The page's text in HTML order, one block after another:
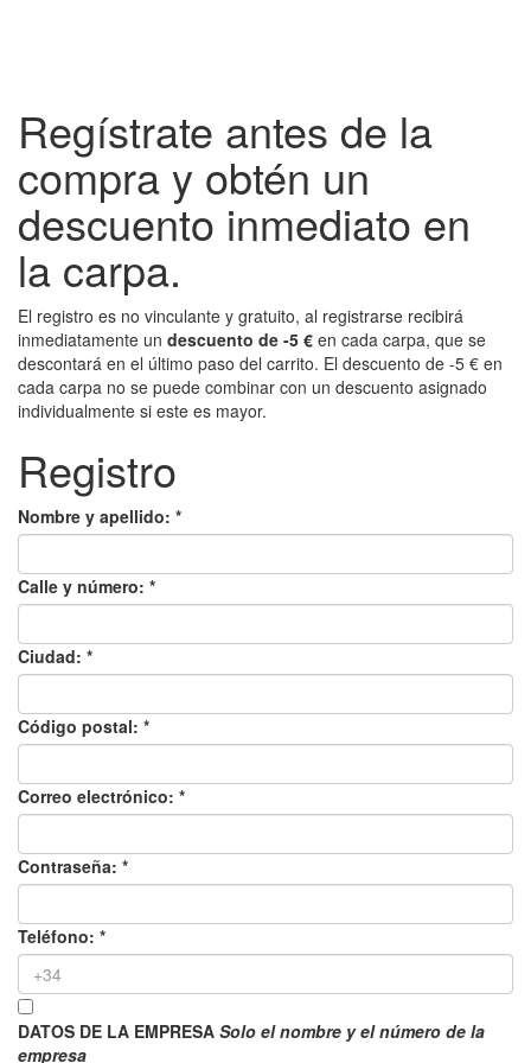
Regístrate antes de la
compra y obtén un
descuento inmediato en
la carpa.
El registro es no vinculante y gratuito, al registrarse recibirá
inmediatamente un descuento de -5 € en cada carpa, que se
descontará en el último paso del carrito. El descuento de -5 € en
cada carpa no se puede combinar con un descuento asignado
individualmente si este es mayor.
Registro
Nombre y apellido: *
Calle y número: *
Ciudad: *
Código postal: *
Correo electrónico: *
Contraseña: *
Teléfono: *
DATOS DE LA EMPRESA Solo el nombre y el número de la
empresa